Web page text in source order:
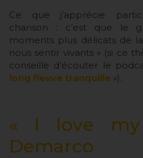
Ce que j’apprécie
chanson : c’est que le
moments plus délicats de
nous sentir vivants » (si ce
conseille d’écouter le
long fleuve tranquille »).
« I love
Demarco